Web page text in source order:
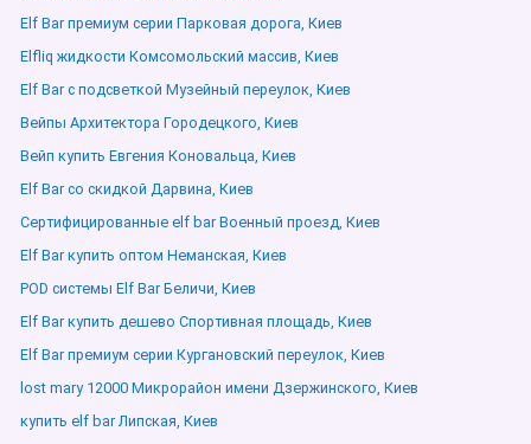
Elf Bar премиум серии Парковая дорога, Киев
Elfliq жидкости Комсомольский массив, Киев
Elf Bar с подсветкой Музейный переулок, Киев
Вейпы Архитектора Городецкого, Киев
Вейп купить Евгения Коновальца, Киев
Elf Bar со скидкой Дарвина, Киев
Сертифицированные elf bar Военный проезд, Киев
Elf Bar купить оптом Неманская, Киев
POD системы Elf Bar Беличи, Киев
Elf Bar купить дешево Спортивная площадь, Киев
Elf Bar премиум серии Кургановский переулок, Киев
lost mary 12000 Микрорайон имени Дзержинского, Киев
купить elf bar Липская, Киев